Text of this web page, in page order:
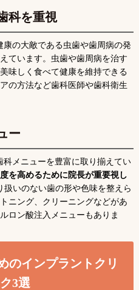
科を重視
の大敵である虫歯や歯周病の発
ています。虫歯や歯周病を治す
味しく食べて健康を維持できる
の方法など歯科医師や歯科衛生
ー
科メニューを豊富に取り揃えてい
を高めるために院長が重要視し
扱いのない歯の形や色味を整えら
ニング、クリーニングなどがあ
ロン酸注入メニューもありま
のインプラントクリ
3選